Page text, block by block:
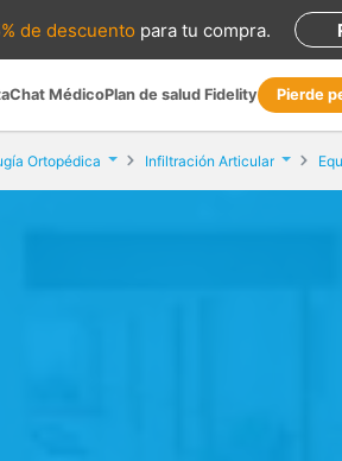
de descuento para tu compra.
Chat MédicoPlan de salud Fidelity Pierde
Ortopédica Infiltración Articular